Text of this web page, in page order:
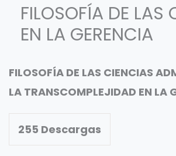
FILOSOFÍA DE LAS
EN LA GERENCIA
FILOSOFÍA DE LAS CIENCIAS
LA TRANSCOMPLEJIDAD EN LA
255 Descargas